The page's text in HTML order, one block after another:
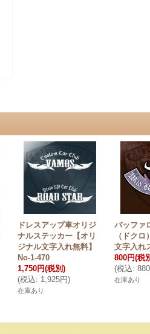
ドレスアップ車オリジ
ナルステッカー【オリ
ジナル文字入れ無料】
No-1-470
1,750円(税別)
(税込: 1,925円)
在庫あり
バッファ
（ドク
文字入れ
800円(税
(税込:
在庫あり